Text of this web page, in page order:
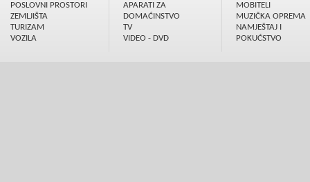
POSLOVNI PROSTORI
ZEMLJIŠTA
TURIZAM
VOZILA
APARATI ZA
DOMAĆINSTVO
TV
VIDEO - DVD
MOBITELI
MUZIČKA OPREMA
NAMJEŠTAJ I
POKUĆSTVO